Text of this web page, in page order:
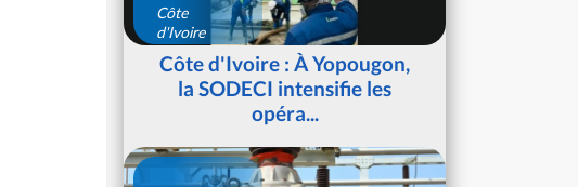
Côte
d'Ivoire
Côte d'Ivoire : À Yopougon,
la SODECI intensifie les
opéra...